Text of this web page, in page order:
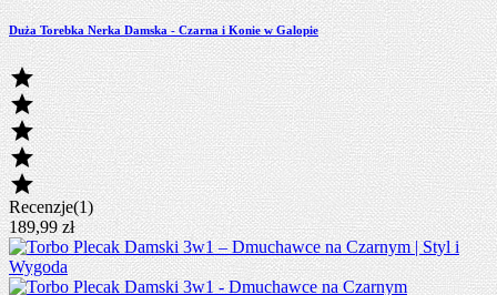
Duża Torebka Nerka Damska - Czarna i Konie w Galopie





Recenzje(1)
189,99 zł